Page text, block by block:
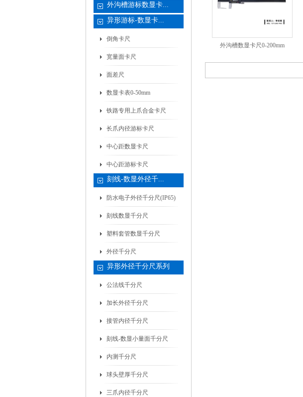
外沟槽游标数显卡...
异形游标-数显卡...
倒角卡尺
宽量面卡尺
面差尺
数显卡表0-50mm
铁路专用上爪合金卡尺
长爪内径游标卡尺
中心距数显卡尺
中心距游标卡尺
刻线-数显外径千...
防水电子外径千分尺(IP65)
刻线数显千分尺
塑料套管数显千分尺
外径千分尺
异形外径千分尺系列
公法线千分尺
加长外径千分尺
接管内径千分尺
刻线-数显小量面千分尺
内测千分尺
球头壁厚千分尺
三爪内径千分尺
外沟槽数显卡尺0-200mm